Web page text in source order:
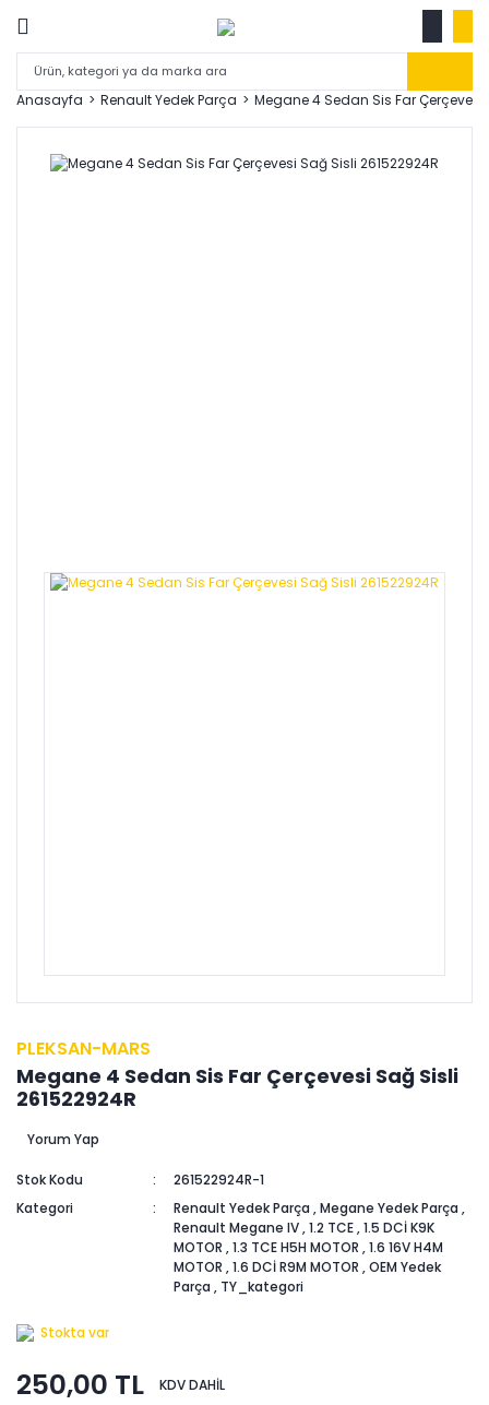
Anasayfa Renault Yedek Parça Megane 4 Sedan Sis Far Çerçevesi
PLEKSAN-MARS
Megane 4 Sedan Sis Far Çerçevesi Sağ Sisli
261522924R
Yorum Yap
Stok Kodu
261522924R-1
Kategori
Renault Yedek Parça ,Megane Yedek Parça ,
Renault Megane IV,1.2 TCE,1.5 DCİ K9K
MOTOR ,1.3 TCE H5H MOTOR ,1.6 16V H4M
MOTOR ,1.6 DCİ R9M MOTOR ,OEM Yedek
Parça , TY_kategori
Stokta var
250,00 TL KDV DAHİL